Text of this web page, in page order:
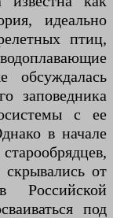
идеально
птиц,
заповедника
с ее
в начале
от
Российской
под